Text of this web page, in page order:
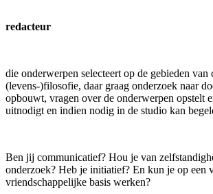
redacteur
die onderwerpen selecteert op de gebieden van
(levens-)filosofie, daar graag onderzoek naar
opbouwt, vragen over de onderwerpen opstelt
uitnodigt en indien nodig in de studio kan
Ben jij communicatief? Hou je van
onderzoek? Heb je initiatief? En kun je op een
vriendschappelijke basis werken?